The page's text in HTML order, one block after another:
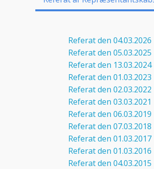
Referat den 04.03.2026
Referat den 05.03.2025
Referat den 13.03.2024
Referat den 01.03.2023
Referat den 02.03.2022
Referat den 03.03.2021
Referat den 06.03.2019
Referat den 07.03.2018
Referat den 01.03.2017
Referat den 01.03.2016
Referat den 04.03.2015